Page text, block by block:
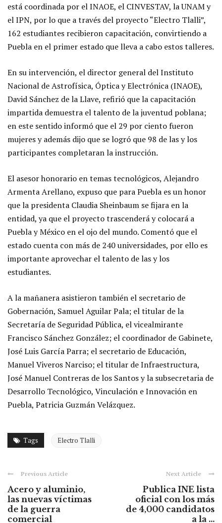
está coordinada por el INAOE, el CINVESTAV, la UNAM y
el IPN, por lo que a través del proyecto “Electro Tlalli”,
162 estudiantes recibieron capacitación, convirtiendo a
Puebla en el primer estado que lleva a cabo estos talleres.
En su intervención, el director general del Instituto
Nacional de Astrofísica, Óptica y Electrónica (INAOE),
David Sánchez de la Llave, refirió que la capacitación
impartida demuestra el talento de la juventud poblana;
en este sentido informó que el 29 por ciento fueron
mujeres y además dijo que se logró que 98 de las y los
participantes completaran la instrucción.
El asesor honorario en temas tecnológicos, Alejandro
Armenta Arellano, expuso que para Puebla es un honor
que la presidenta Claudia Sheinbaum se fijara en la
entidad, ya que el proyecto trascenderá y colocará a
Puebla y México en el ojo del mundo. Comentó que el
estado cuenta con más de 240 universidades, por ello es
importante aprovechar el talento de las y los
estudiantes.
A la mañanera asistieron también el secretario de
Gobernación, Samuel Aguilar Pala; el titular de la
Secretaría de Seguridad Pública, el vicealmirante
Francisco Sánchez González; el coordinador de Gabinete,
José Luis García Parra; el secretario de Educación,
Manuel Viveros Narciso; el titular de Infraestructura,
José Manuel Contreras de los Santos y la subsecretaria de
Desarrollo Tecnológico, Vinculación e Innovación en
Puebla, Patricia Guzmán Velázquez.
Tags Electro Tlalli
Previous Article
Acero y aluminio,
las nuevas víctimas
de la guerra
comercial
Next Article
Publica INE lista
oficial con los más
de 4,000 candidatos
a la ...